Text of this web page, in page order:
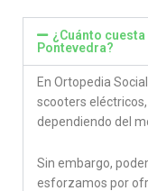
¿Cuánto
Pontevedra?
En Ortopedia
scooters
dependiendo del
Sin embargo,
esforzamos por